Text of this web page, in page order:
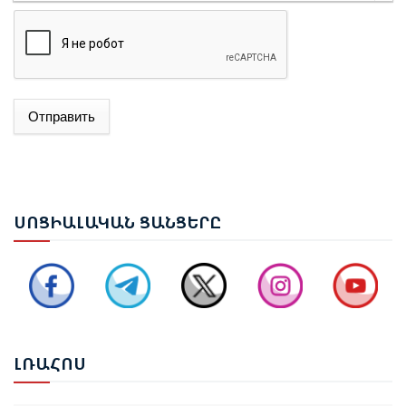
Отправить
ՍՈՑԻԱԼԱԿԱՆ ՑԱՆՑԵՐԸ
ԼՌԱՀՈՍ
ԱԴՐԲԵՋԱՆԻ ԱԳ ՆԱԽԱՐԱՐ ՋԵՅՀՈՒՆ ԲԱՅՐԱՄՈՎԸ
ՎԵՐԱԿԱՆԳՆՄԱՆ ՀԱՐՑԵՐՈՎ ՀԱՅԱՍՏԱՆ-ԹՈՒՐՔԻԱ